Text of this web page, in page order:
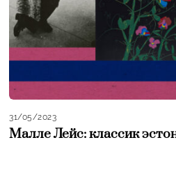
31/05/2023
Малле Лейс: классик